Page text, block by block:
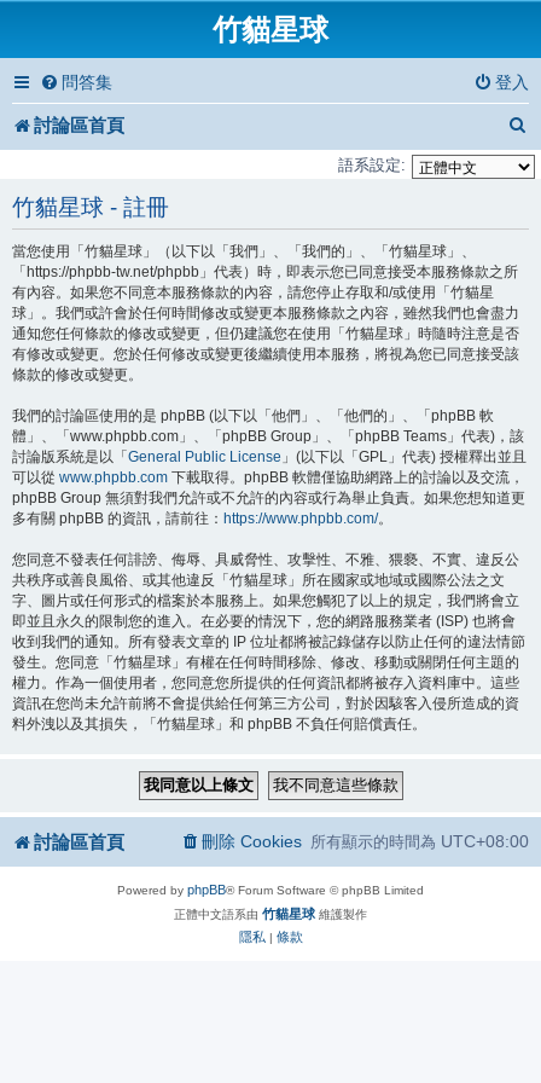
竹貓星球
問答集 登入
討論區首頁
語系設定:
竹貓星球 - 註冊
當您使用「竹貓星球」（以下以「我們」、「我們的」、「竹貓星球」、
「https://phpbb-tw.net/phpbb」代表）時，即表示您已同意接受本服務條款之所
有內容。如果您不同意本服務條款的內容，請您停止存取和/或使用「竹貓星
球」。我們或許會於任何時間修改或變更本服務條款之內容，雖然我們也會盡力
通知您任何條款的修改或變更，但仍建議您在使用「竹貓星球」時隨時注意是否
有修改或變更。您於任何修改或變更後繼續使用本服務，將視為您已同意接受該
條款的修改或變更。
我們的討論區使用的是 phpBB (以下以「他們」、「他們的」、「phpBB 軟
體」、「www.phpbb.com」、「phpBB Group」、「phpBB Teams」代表)，該
討論版系統是以「 General Public License 」(以下以「GPL」代表) 授權釋出並且
可以從 www.phpbb.com 下載取得。phpBB 軟體僅協助網路上的討論以及交流，
phpBB Group 無須對我們允許或不允許的內容或行為舉止負責。如果您想知道更
多有關 phpBB 的資訊，請前往： https://www.phpbb.com/。
您同意不發表任何誹謗、侮辱、具威脅性、攻擊性、不雅、猥褻、不實、違反公
共秩序或善良風俗、或其他違反「竹貓星球」所在國家或地域或國際公法之文
字、圖片或任何形式的檔案於本服務上。如果您觸犯了以上的規定，我們將會立
即並且永久的限制您的進入。在必要的情況下，您的網路服務業者 (ISP) 也將會
收到我們的通知。所有發表文章的 IP 位址都將被記錄儲存以防止任何的違法情節
發生。您同意「竹貓星球」有權在任何時間移除、修改、移動或關閉任何主題的
權力。作為一個使用者，您同意您所提供的任何資訊都將被存入資料庫中。這些
資訊在您尚未允許前將不會提供給任何第三方公司，對於因駭客入侵所造成的資
料外洩以及其損失，「竹貓星球」和 phpBB 不負任何賠償責任。
討論區首頁 所有顯示的時間為 UTC+08:00
刪除 Cookies
Powered by phpBB® Forum Software © phpBB Limited
正體中文語系由 竹貓星球 維護製作
隱私 | 條款